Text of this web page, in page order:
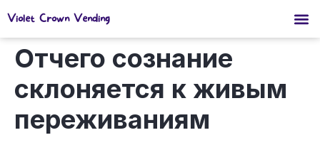
Violet Crown Vending
Отчего сознание
склоняется к живым
переживаниям